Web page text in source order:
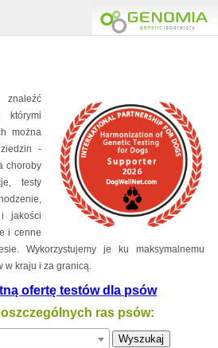
można
-
choroby
testy
jakości
i cenne
Wykorzystujemy je ku maksymalnemu
w kraju i za granicą.
ofertę testów dla psów
ras psów: